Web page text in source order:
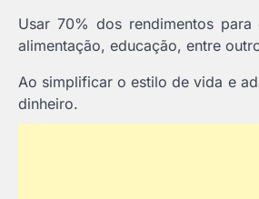
Usar 70% dos rendimentos
alimentação, educação, entre
Ao simplificar o estilo de vida e
dinheiro.